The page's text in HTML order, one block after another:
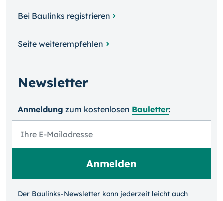
Bei Baulinks registrieren
Seite weiterempfehlen
Newsletter
Anmeldung zum kosten­losen Bauletter:
Der Baulinks-Newsletter kann jeder­zeit leicht auch